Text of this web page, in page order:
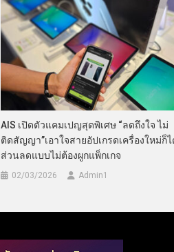
AIS เปิดตัวแคมเปญสุดพิเศษ “ลดถึงใจ ไม่
ติดสัญญา”เอาใจสายอัปเกรดเครื่องใหม่ก็
ส่วนลดแบบไม่ต้องผูกแพ็กเกจ
02/03/2026 Admin​1